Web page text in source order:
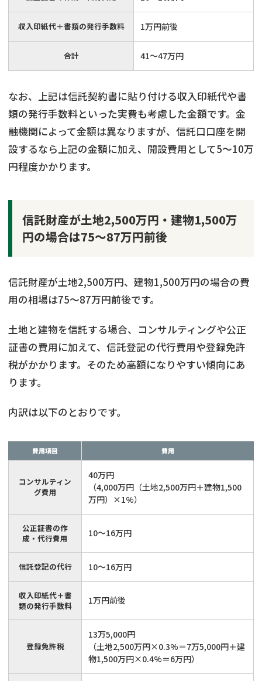
収入印紙代＋書類の発行手数料 1万円前後
合計 41〜47万円
なお、上記は信託契約書に貼り付ける収入印紙代や書
類の発行手数料といった実費も考慮した金額です。金
融機関によって金額は異なりますが、信託口口座を開
設するなら上記の金額に加え、開設費用として5〜10万
円程度かかります。
信託財産が土地2,500万円・建物1,500万
円の場合は75～87万円前後
信託財産が土地2,500万円、建物1,500万円の場合の費
用の相場は75〜87万円前後です。
土地と建物を信託する場合、コンサルティングや公正
証書の費用に加えて、信託登記の代行費用や登録免許
税がかかります。そのため高額になりやすい傾向にあ
ります。
内訳は以下のとおりです。
費用項目 費用
コンサルティン
グ費用
40万円
（4,000万円（土地2,500万円＋建物1,500
万円）×1%）
公正証書の作
成・代行費用
10〜16万円
信託登記の代行 10〜16万円
収入印紙代＋書
類の発行手数料
1万円前後
登録免許税
13万5,000円
（土地2,500万円×0.3%＝7万5,000円＋建
物1,500万円×0.4%＝6万円）